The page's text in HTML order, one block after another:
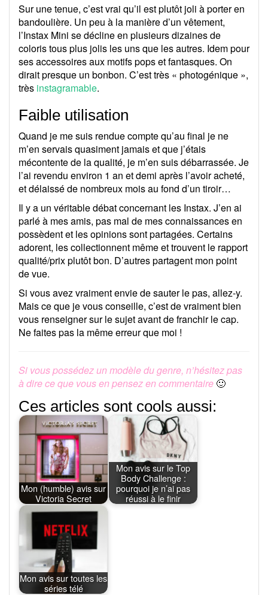
Sur une tenue, c’est vrai qu’il est plutôt joli à porter en
bandoulière. Un peu à la manière d’un vêtement,
l’Instax Mini se décline en plusieurs dizaines de
coloris tous plus jolis les uns que les autres. Idem pour
ses accessoires aux motifs pops et fantasques. On
dirait presque un bonbon. C’est très « photogénique »,
très instagramable.
Faible utilisation
Quand je me suis rendue compte qu’au final je ne
m’en servais quasiment jamais et que j’étais
mécontente de la qualité, je m’en suis débarrassée. Je
l’ai revendu environ 1 an et demi après l’avoir acheté,
et délaissé de nombreux mois au fond d’un tiroir…
Il y a un véritable débat concernant les Instax. J’en ai
parlé à mes amis, pas mal de mes connaissances en
possèdent et les opinions sont partagées. Certains
adorent, les collectionnent même et trouvent le rapport
qualité/prix plutôt bon. D’autres partagent mon point
de vue.
Si vous avez vraiment envie de sauter le pas, allez-y.
Mais ce que je vous conseille, c’est de vraiment bien
vous renseigner sur le sujet avant de franchir le cap.
Ne faites pas la même erreur que moi !
Si vous possédez un modèle du genre, n’hésitez pas
à dire ce que vous en pensez en commentaire 🙂
Ces articles sont cools aussi:
Mon (humble) avis sur
Victoria Secret
Mon avis sur le Top
Body Challenge :
pourquoi je n’ai pas
réussi à le finir
Mon avis sur toutes les
séries télé